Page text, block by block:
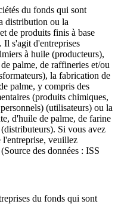
du fonds qui sont
distribution ou la
de produits finis à base
Il s'agit d'entreprises
à huile (producteurs),
palme, de raffineries et/ou
la fabrication de
palme, y compris des
(produits chimiques,
(utilisateurs) ou la
d'huile de palme, de farine
Si vous avez
l'entreprise, veuillez
des données : ISS
du fonds qui sont